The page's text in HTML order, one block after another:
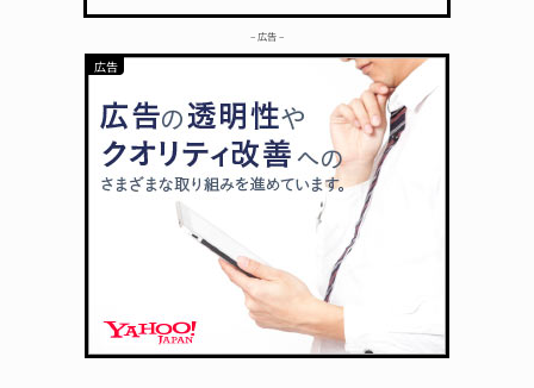
– 広告 –